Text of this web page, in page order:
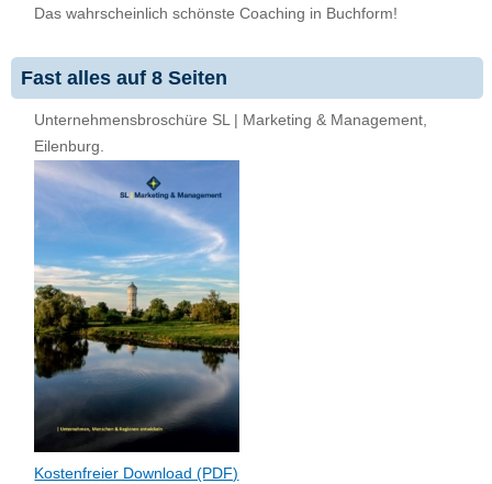
Das wahrscheinlich schönste Coaching in Buchform!
Fast alles auf 8 Seiten
Unternehmensbroschüre SL | Marketing & Management,
Eilenburg.
Kostenfreier Download (PDF)